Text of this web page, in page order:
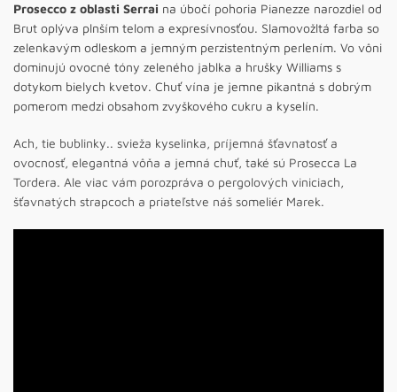
Prosecco z oblasti Serrai na úbočí pohoria Pianezze narozdiel od
Brut oplýva plnším telom a expresívnosťou. Slamovožltá farba so
zelenkavým odleskom a jemným perzistentným perlením. Vo vôni
dominujú ovocné tóny zeleného jablka a hrušky Williams s
dotykom bielych kvetov. Chuť vína je jemne pikantná s dobrým
pomerom medzi obsahom zvyškového cukru a kyselín.
Ach, tie bublinky.. svieža kyselinka, príjemná šťavnatosť a
ovocnosť, elegantná vôňa a jemná chuť, také sú Prosecca La
Tordera. Ale viac vám porozpráva o pergolových viniciach,
šťavnatých strapcoch a priateľstve náš someliér Marek.